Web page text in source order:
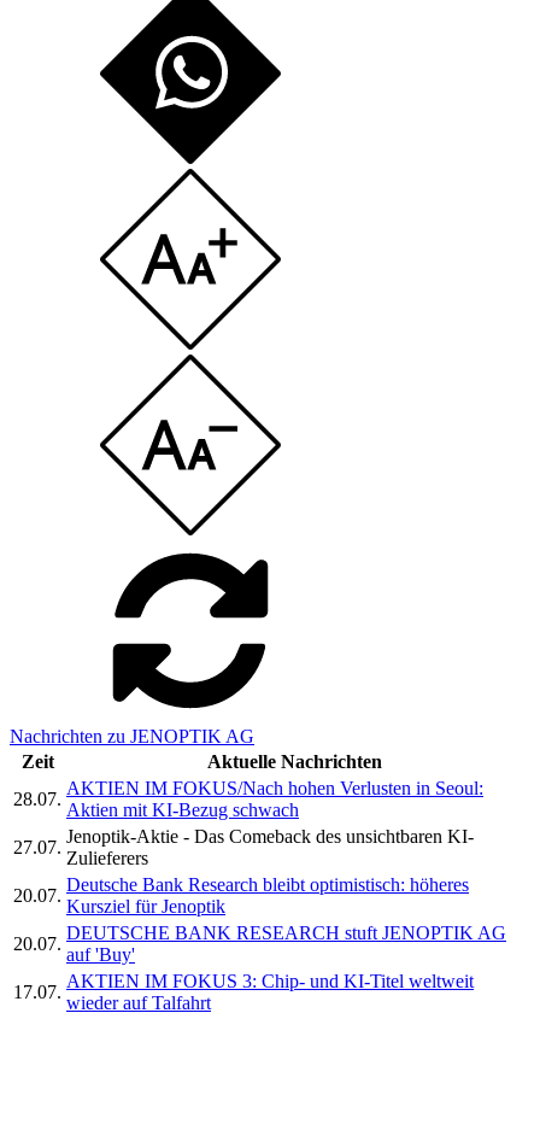
Nachrichten zu JENOPTIK AG
Zeit
Aktuelle Nachrichten
28.07.
AKTIEN IM FOKUS/Nach hohen Verlusten in Seoul:
Aktien mit KI-Bezug schwach
27.07.
Jenoptik-Aktie - Das Comeback des unsichtbaren KI-
Zulieferers
20.07.
Deutsche Bank Research bleibt optimistisch: höheres
Kursziel für Jenoptik
20.07.
DEUTSCHE BANK RESEARCH stuft JENOPTIK AG
auf 'Buy'
17.07.
AKTIEN IM FOKUS 3: Chip- und KI-Titel weltweit
wieder auf Talfahrt